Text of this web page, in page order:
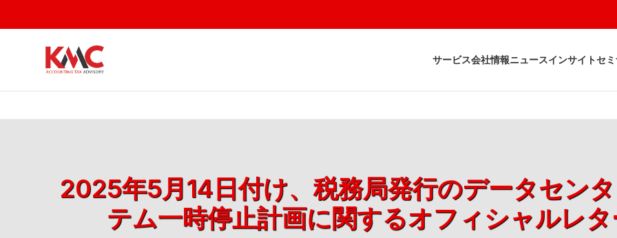
サービス会社情報ニュースインサイトセ
2025年5月14日付け、税務局発行のデータセン
テム一時停止計画に関するオフィシャルレ